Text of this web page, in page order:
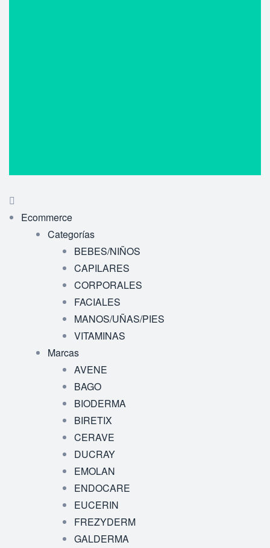
Ecommerce
Categorías
BEBES/NIÑOS
CAPILARES
CORPORALES
FACIALES
MANOS/UÑAS/PIES
VITAMINAS
Marcas
AVENE
BAGO
BIODERMA
BIRETIX
CERAVE
DUCRAY
EMOLAN
ENDOCARE
EUCERIN
FREZYDERM
GALDERMA